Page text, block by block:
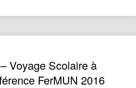
Voyage Scolaire à
FerMUN 2016